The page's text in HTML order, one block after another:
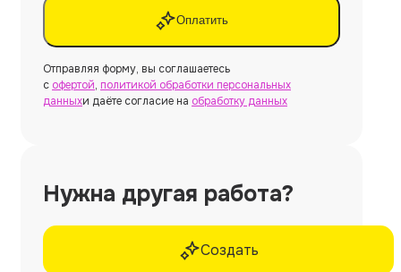
Оплатить
Отправляя форму, вы соглашаетесь
с офертой, политикой обработки персональных
данныхи даёте согласие на обработку данных
Нужна другая работа?
Создать